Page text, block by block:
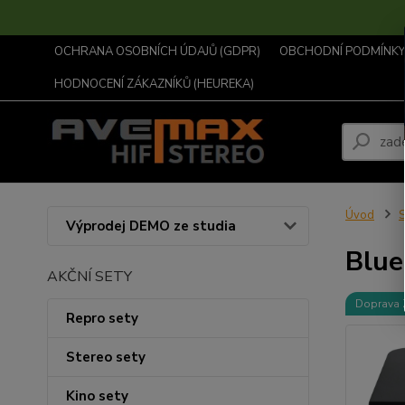
OCHRANA OSOBNÍCH ÚDAJŮ (GDPR)
OBCHODNÍ
HODNOCENÍ ZÁKAZNÍKŮ (HEUREKA)
Výprodej DEMO ze studia
AKČNÍ SETY
Repro sety
Stereo sety
Kino sety
Úvod
Doprava